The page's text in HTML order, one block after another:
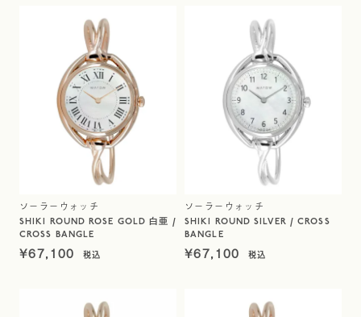
ソーラーウォッチ
SHIKI ROUND ROSE GOLD 白亜 /
CROSS BANGLE
¥67,100
ソーラーウォッチ
SHIKI ROUND SILVER / CROSS
BANGLE
¥67,100